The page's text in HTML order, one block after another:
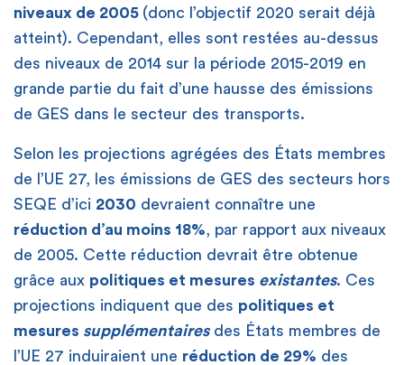
niveaux de 2005 (donc l’objectif 2020 serait déjà
atteint). Cependant, elles sont restées au-dessus
des niveaux de 2014 sur la période 2015-2019 en
grande partie du fait d’une hausse des émissions
de GES dans le secteur des transports.
Selon les projections agrégées des États membres
de l’UE 27, les émissions de GES des secteurs hors
SEQE d’ici 2030 devraient connaître une
réduction d’au moins 18% , par rapport aux niveaux
de 2005. Cette réduction devrait être obtenue
grâce aux politiques et mesures existantes. Ces
projections indiquent que des politiques et
mesures supplémentairesdes États membres de
l’UE 27 induiraient une réduction de 29% des